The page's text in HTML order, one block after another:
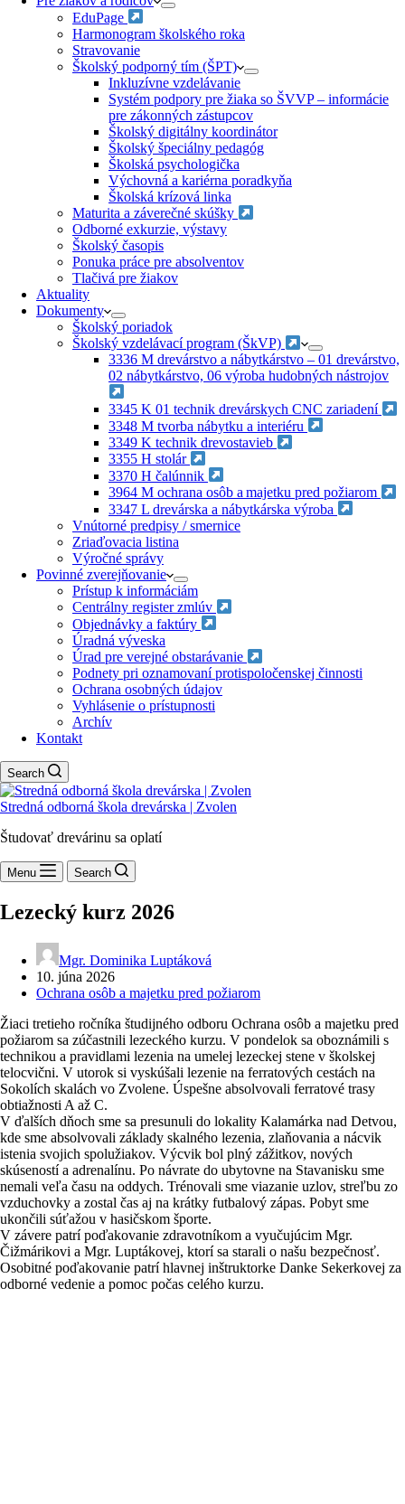
EduPage
Harmonogram školského roka
Stravovanie
Školský podporný tím (ŠPT)
Inkluzívne vzdelávanie
Systém podpory pre žiaka so ŠVVP – informácie
pre zákonných zástupcov
Školský digitálny koordinátor
Školský špeciálny pedagóg
Školská psychologička
Výchovná a kariérna poradkyňa
Školská krízová linka
Maturita a záverečné skúšky
Odborné exkurzie, výstavy
Školský časopis
Ponuka práce pre absolventov
Tlačivá pre žiakov
Aktuality
Dokumenty
Školský poriadok
Školský vzdelávací program (ŠkVP)
3336 M drevárstvo a nábytkárstvo – 01 drevárstvo,
02 nábytkárstvo, 06 výroba hudobných nástrojov
3345 K 01 technik drevárskych CNC zariadení
3348 M tvorba nábytku a interiéru
3349 K technik drevostavieb
3355 H stolár
3370 H čalúnnik
3964 M ochrana osôb a majetku pred požiarom
3347 L drevárska a nábytkárska výroba
Vnútorné predpisy / smernice
Zriaďovacia listina
Výročné správy
Povinné zverejňovanie
Prístup k informáciám
Centrálny register zmlúv
Objednávky a faktúry
Úradná výveska
Úrad pre verejné obstarávanie
Podnety pri oznamovaní protispoločenskej činnosti
Ochrana osobných údajov
Vyhlásenie o prístupnosti
Archív
Kontakt
Search
Stredná odborná škola drevárska | Zvolen
Študovať drevárinu sa oplatí
Menu Search
Lezecký kurz 2026
Mgr. Dominika Luptáková
10. júna 2026
Ochrana osôb a majetku pred požiarom
Žiaci tretieho ročníka študijného odboru Ochrana osôb a majetku pred
požiarom sa zúčastnili lezeckého kurzu. V pondelok sa oboznámili s
technikou a pravidlami lezenia na umelej lezeckej stene v školskej
telocvični. V utorok si vyskúšali lezenie na ferratových cestách na
Sokolích skalách vo Zvolene. Úspešne absolvovali ferratové trasy
obtiažnosti A až C.
V ďalších dňoch sme sa presunuli do lokality Kalamárka nad Detvou,
kde sme absolvovali základy skalného lezenia, zlaňovania a nácvik
istenia svojich spolužiakov. Výcvik bol plný zážitkov, nových
skúseností a adrenalínu. Po návrate do ubytovne na Stavanisku sme
nemali veľa času na oddych. Trénovali sme viazanie uzlov, streľbu zo
vzduchovky a zostal čas aj na krátky futbalový zápas. Pobyt sme
ukončili súťažou v hasičskom športe.
V závere patrí poďakovanie zdravotníkom a vyučujúcim Mgr.
Čižmárikovi a Mgr. Luptákovej, ktorí sa starali o našu bezpečnosť.
Osobitné poďakovanie patrí hlavnej inštruktorke Danke Sekerkovej za
odborné vedenie a pomoc počas celého kurzu.